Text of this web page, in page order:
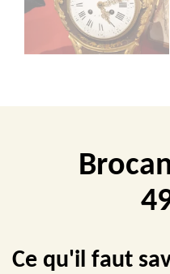
Ce qu'il faut